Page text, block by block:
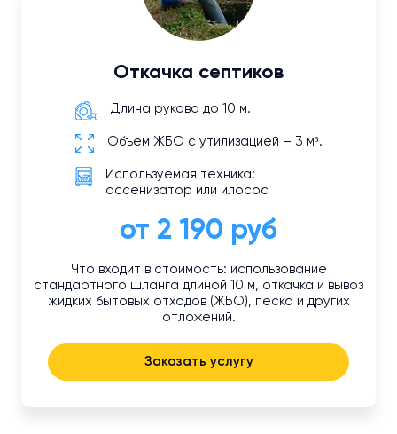
Откачка септиков
Длина рукава до 10 м.
Объем ЖБО с утилизацией – 3 м³.
Используемая техника:
ассенизатор или илосос
от 2 190 руб
Что входит в стоимость: использование
стандартного шланга длиной 10 м, откачка и вывоз
жидких бытовых отходов (ЖБО), песка и других
отложений.
Заказать услугу